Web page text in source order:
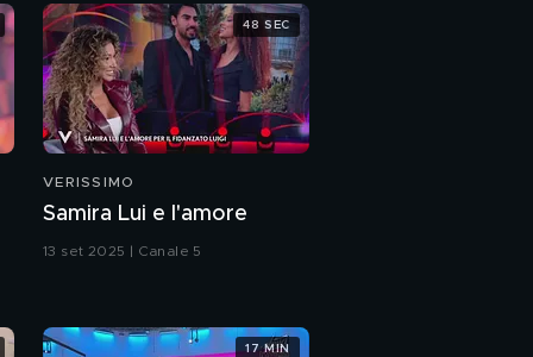
VERISSIMO
Samira Lui e l'amore
13 set 2025 | Canale 5
48 SEC
17 MIN